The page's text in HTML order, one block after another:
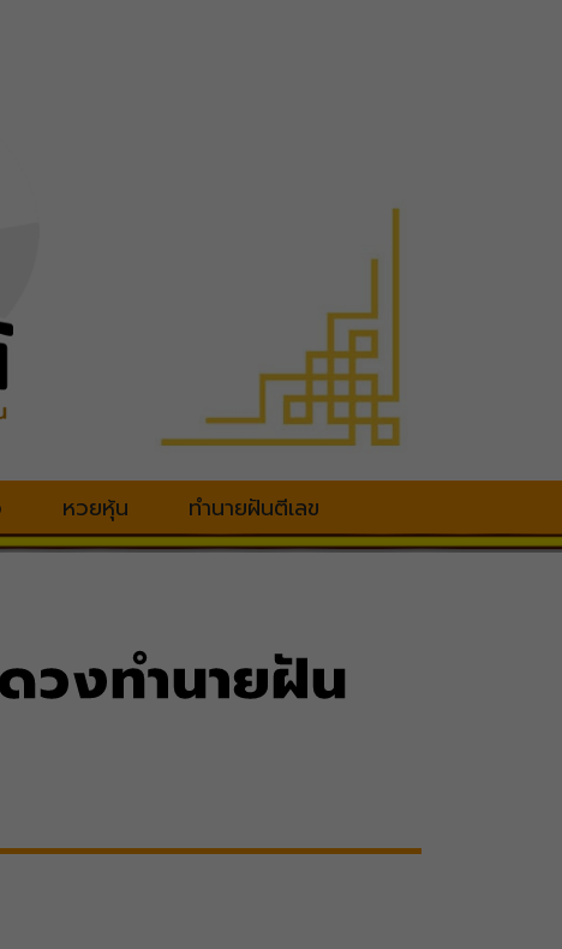
หวยหุ้น ทำนายฝันตีเลข
วงทำนายฝัน